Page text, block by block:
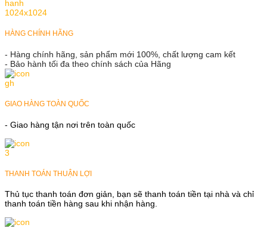
HÀNG CHÍNH HÃNG
- Hàng chính hãng, sản phẩm mới 100%, chất lượng cam kết
- Bảo hành tối đa theo chính sách của Hãng
GIAO HÀNG TOÀN QUỐC
- Giao hàng tận nơi trên toàn quốc
THANH TOÁN THUẬN LỢI
Thủ tục thanh toán đơn giản, bạn sẽ thanh toán tiền tại nhà và chỉ
thanh toán tiền hàng sau khi nhận hàng.